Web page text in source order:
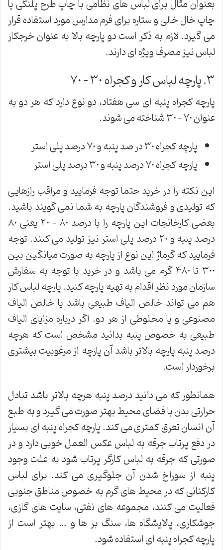
بعنوان مثال برای لباس های نظامی با چاپ طرح پلنگی یا
چاپ خال خالی و ستاره برای فرم مدارس مورد استفاده قرار
می گیرد. لازم به ذکر است دو پارچه بالا به عنوان خرجکار
لباس نیز مصرف ویژه ای دارند.
٣. پارچه لباس کار و کجراه ٣٠ – ٧٠
پارچه کجراه پنبه ای سی هفتاد، دو نوع دارد که هر دو به
عنوان ٧٠ – ٣٠ شناخته می شوند.
پارچه کجراه ٣٠ در صد پنبه و ٧٠ درصد پلی استر
پارچه کجراه ٧٠ درصد پنبه و ٣٠ درصد پلی استر
این نکته را در خرید حتما توجه فرمایید و مراقب رازهایی
که تولیدی و فروشندگان پارچه به شما نمی گویند باشید.
بعضی کارخانجات این پارچه را با درصد ٨٠ – ٢٠ یعنی ٨٠
درصد پنبه و ٢٠ درصد پلی استر نیز تولید می کنند. توجه
فرمایید که گرماژ این نوع از پارچه به صورت میانگین بین
٣٠٠ تا ۴٨٠ گرم می باشد و در خرید با توجه به سفارش
سازمان مورد نظر اقدام به تهیه پارچه کنید. پارچه لباس کار
هم می تواند خالص الیاف طبیعی باشد یا خالص الیاف
مصنوعی و یا مخلوطی از هر دو. اگر درباره مزایای الیاف
طبیعی به خصوص پنبه بدانید مشخص است که هرچه
درصد پنبه پارچه بالاتر باشد آن پارچه از مرغوبیت بیشتری
برخوردار است.
همانطور که می دانید درصد پنبه هرچه بالاتر باشد تبادل
حرارتی بدن با فضای محیط بهتر صورت می گیرد و به طبع
آن انسان تعرق کمتری می کند. پارچه کجراه پنبه ای بسیار
در دفع پرتاب جرقه به لباس عکس العمل خوبی دارد و در
صورتی که جرقه به لباس کارگر پرتاب شود به علت وجود
پنبه از سوراخ شدن آن جلوگیری می کند. برای لباس
کارکنانی که در محیط های گرم به خصوص مناطق جنوبی
فعالیت می کنند، مجموعه های نفتی، سایت های گازی،
جوشکاری، پالایشگاه ها، سنگ بر ها و … بهتر است از
پارچه کجراه پنبه ای استفاده شود.